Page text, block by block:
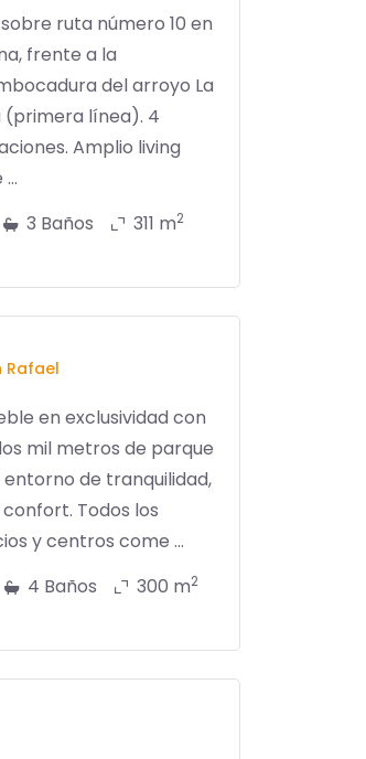
ruta número 10 en
frente a la
del arroyo La
(primera línea). 4
Amplio living
3 Baños 311 m2
Rafael
en exclusividad con
mil metros de parque
entorno de tranquilidad,
Todos los
y centros come ...
4 Baños 300 m2